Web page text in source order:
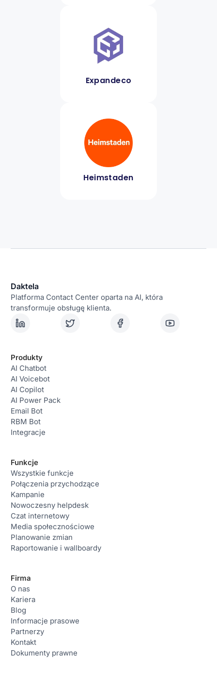
Expandeco
Heimstaden
Daktela
Platforma Contact Center oparta na AI, która
transformuje obsługę klienta.
Produkty
AI Chatbot
AI Voicebot
AI Copilot
AI Power Pack
Email Bot
RBM Bot
Integracje
Funkcje
Wszystkie funkcje
Połączenia przychodzące
Kampanie
Nowoczesny helpdesk
Czat internetowy
Media społecznościowe
Planowanie zmian
Raportowanie i wallboardy
Firma
O nas
Kariera
Blog
Informacje prasowe
Partnerzy
Kontakt
Dokumenty prawne